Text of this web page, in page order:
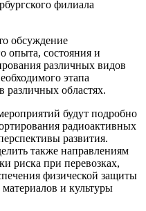
филиала
обсуждение
опыта, состояния и
различных видов
этапа
различных областях.
будут подробно
радиоактивных
развития.
также направлениям
риска при перевозках,
физической защиты
и культуры